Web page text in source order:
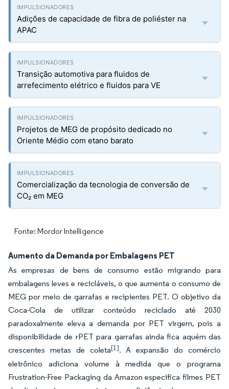
Adições de capacidade de fibra de poliéster na
APAC
Transição automotiva para fluidos de
arrefecimento elétrico e fluidos para VE
Projetos de MEG de propósito dedicado no
Oriente Médio com etano barato
Comercialização da tecnologia de conversão de
CO₂ em MEG
Fonte: Mordor Intelligence
Aumento da Demanda por Embalagens PET
As empresas de bens de consumo estão migrando para
embalagens leves e recicláveis, o que aumenta o consumo de
MEG por meio de garrafas e recipientes PET. O objetivo da
Coca-Cola de utilizar conteúdo reciclado até 2030
paradoxalmente eleva a demanda por PET virgem, pois a
disponibilidade de rPET para garrafas ainda fica aquém das
crescentes metas de coleta[1]. A expansão do comércio
eletrônico adiciona volume à medida que o programa
Frustration-Free Packaging da Amazon especifica filmes PET